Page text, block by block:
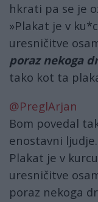
hkrati pa se je
»Plakat je v
uresničitve
poraz nekoga
tako kot ta
@PreglArjan
Bom povedal
enostavni ljudje.
Plakat je v
uresničitve
poraz nekoga